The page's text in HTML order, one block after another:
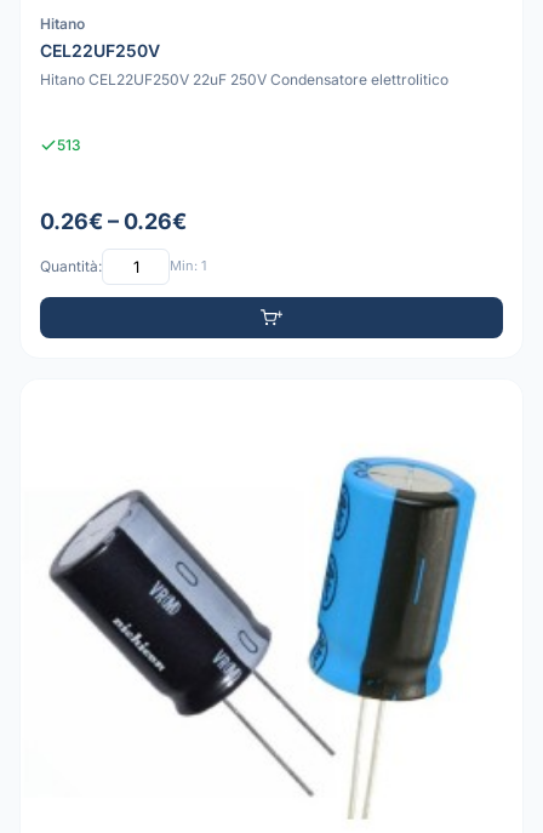
Hitano
CEL22UF250V
Hitano CEL22UF250V 22uF 250V Condensatore elettrolitico
513
0.26€ – 0.26€
Quantità: Min: 1